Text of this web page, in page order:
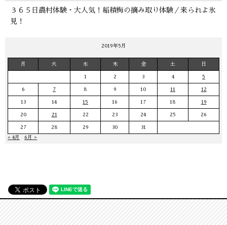
３６５日農村体験・大人気！稲積梅の摘み取り体験／来られよ氷
見！
2019年5月
月 火 水 木 金 土 日
1 2 3 4 5
6 7 8 9 10 11 12
13 14 15 16 17 18 19
20 21 22 23 24 25 26
27 28 29 30
31
« 4月
6月 »